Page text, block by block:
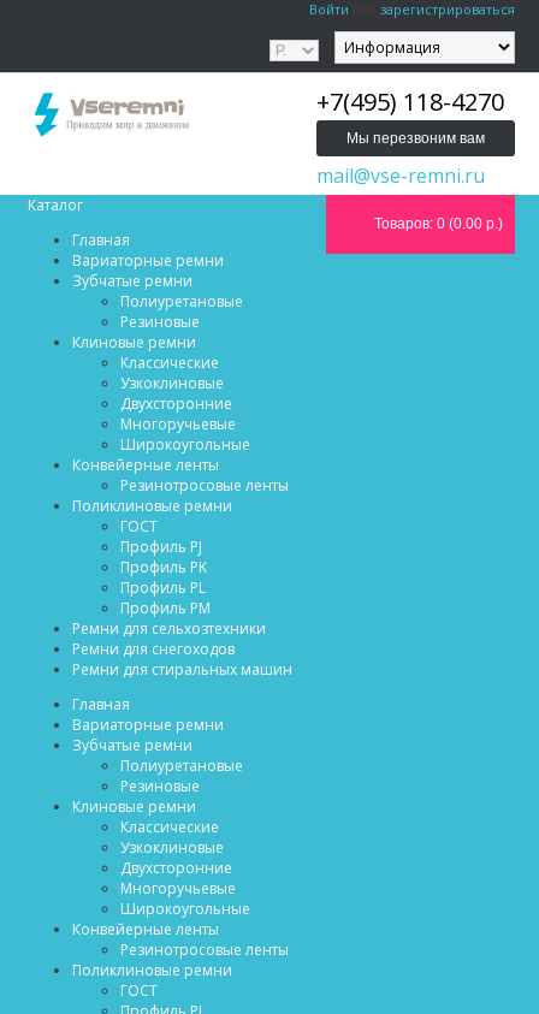
Войти зарегистрироваться
+7(495) 118-4270
Мы перезвоним вам
mail@vse-remni.ru
Каталог
Товаров: 0 (0.00 р.)
Главная
Вариаторные ремни
Зубчатые ремни
Полиуретановые
Резиновые
Клиновые ремни
Классические
Узкоклиновые
Двухсторонние
Многоручьевые
Широкоугольные
Конвейерные ленты
Резинотросовые ленты
Поликлиновые ремни
ГОСТ
Профиль PJ
Профиль PK
Профиль PL
Профиль PM
Ремни для сельхозтехники
Ремни для снегоходов
Ремни для стиральных машин
Главная
Вариаторные ремни
Зубчатые ремни
Полиуретановые
Резиновые
Клиновые ремни
Классические
Узкоклиновые
Двухсторонние
Многоручьевые
Широкоугольные
Конвейерные ленты
Резинотросовые ленты
Поликлиновые ремни
ГОСТ